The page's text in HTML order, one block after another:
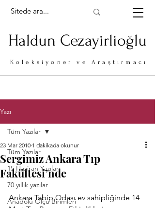
Haldun Cezayirlioğlu
Koleksiyoner ve Araştırmacı
Yazı
Tüm Yazılar
15 Haziran Yazıları
70 yıllık yazılar
Anadolu Ölçü Birimleri
Tüm Yazılar
Sergimiz Ankara Tıp
Fakültesi’nde
23 Mar 2010 1 dakikada okunur
Ankara Tabip Odası ev sahipliğinde 14